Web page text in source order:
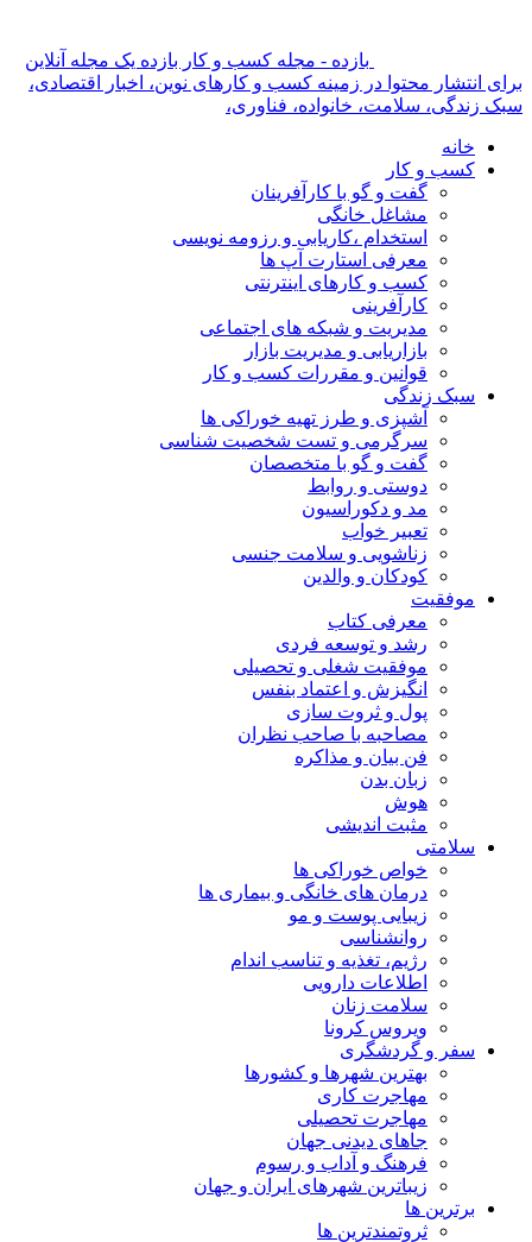
بازده - مجله کسب و کار بازده یک مجله آنلاین
برای انتشار محتوا در زمینه کسب و کارهای نوین، اخبار اقتصادی،
سبک زندگی، سلامت، خانواده، فناوری،
خانه
کسب و کار
گفت و گو با کارآفرینان
مشاغل خانگی
استخدام ،کاریابی و رزومه نویسی
معرفی استارت آپ ها
کسب و کارهای اینترنتی
کارآفرینی
مدیریت و شبکه های اجتماعی
بازاریابی و مدیریت بازار
قوانین و مقررات کسب و کار
سبک زندگی
آشپزی و طرز تهیه خوراکی ها
سرگرمی و تست شخصیت شناسی
گفت و گو با متخصصان
دوستی و روابط
مد و دکوراسیون
تعبیر خواب
زناشویی و سلامت جنسی
کودکان و والدین
موفقیت
معرفی کتاب
رشد و توسعه فردی
موفقیت شغلی و تحصیلی
انگیزش و اعتماد بنفس
پول و ثروت سازی
مصاحبه با صاحب نظران
فن بیان و مذاکره
زبان بدن
هوش
مثبت اندیشی
سلامتی
خواص خوراکی ها
درمان های خانگی و بیماری ها
زیبایی پوست و مو
روانشناسی
رژیم، تغذیه و تناسب اندام
اطلاعات دارویی
سلامت زنان
ویروس کرونا
سفر و گردشگری
بهترین شهرها و کشورها
مهاجرت کاری
مهاجرت تحصیلی
جاهای دیدنی جهان
فرهنگ و آداب و رسوم
زیباترین شهرهای ایران و جهان
برترین ها
ثروتمندترین ها